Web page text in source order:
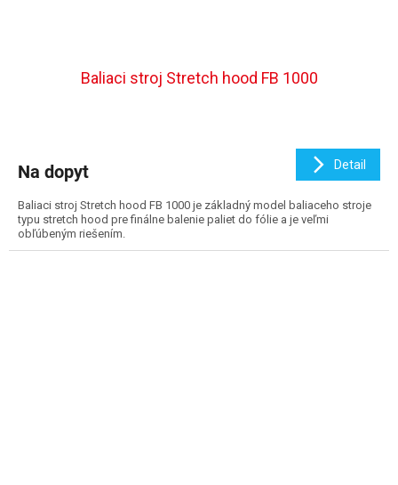
Baliaci stroj Stretch hood FB 1000
Na dopyt Detail
Baliaci stroj Stretch hood FB 1000 je základný model baliaceho stroje
typu stretch hood pre finálne balenie paliet do fólie a je veľmi
obľúbeným riešením.